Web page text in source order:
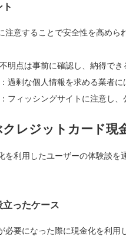
意することで安全性を高めら
明点は事前に確認し、納得でき
過剰な個人情報を求める業者に
フィッシングサイトに注意し、
レジットカード現
を利用したユーザーの体験談を
ったケース
必要になった際に現金化を利